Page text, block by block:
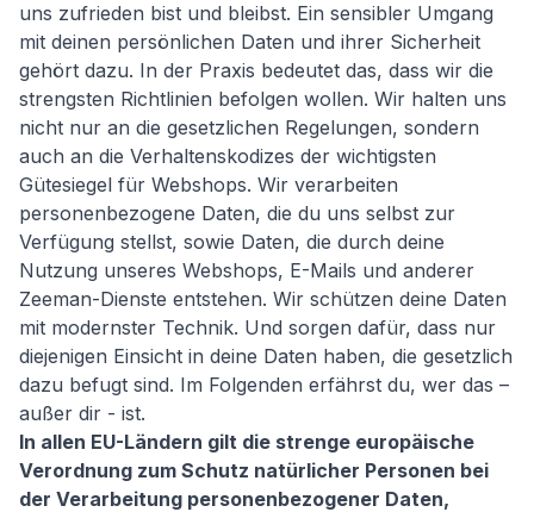
uns zufrieden bist und bleibst. Ein sensibler Umgang
mit deinen persönlichen Daten und ihrer Sicherheit
gehört dazu. In der Praxis bedeutet das, dass wir die
strengsten Richtlinien befolgen wollen. Wir halten uns
nicht nur an die gesetzlichen Regelungen, sondern
auch an die Verhaltenskodizes der wichtigsten
Gütesiegel für Webshops. Wir verarbeiten
personenbezogene Daten, die du uns selbst zur
Verfügung stellst, sowie Daten, die durch deine
Nutzung unseres Webshops, E-Mails und anderer
Zeeman-Dienste entstehen. Wir schützen deine Daten
mit modernster Technik. Und sorgen dafür, dass nur
diejenigen Einsicht in deine Daten haben, die gesetzlich
dazu befugt sind. Im Folgenden erfährst du, wer das –
außer dir - ist.
In allen EU-Ländern gilt die strenge europäische
Verordnung zum Schutz natürlicher Personen bei
der Verarbeitung personenbezogener Daten,